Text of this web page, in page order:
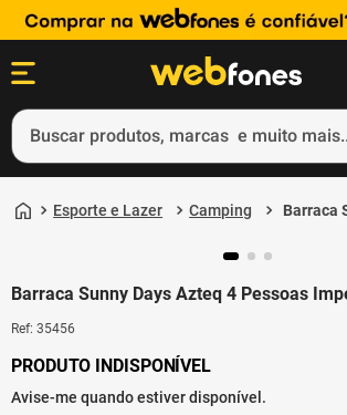
Buscar produtos, marcas e muito mais...
Esporte e Lazer Camping
Barraca
Barraca Sunny Days Azteq 4 Pessoas
Ref: 35456
3º
smartphone